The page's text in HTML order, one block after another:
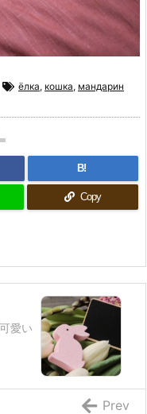
ёлка, кошка, мандарин
B!
Copy
愛い
Prev